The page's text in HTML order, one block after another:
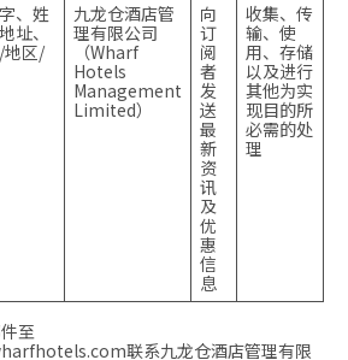
、姓
址、
地区/
九龙仓酒店管
理有限公司
（Wharf
Hotels
Management
Limited）
向
订
阅
者
发
送
最
新
资
讯
及
优
惠
信
息
收集、传
输、使
用、存储
以及进行
其他为实
现目的所
必需的处
理
至
联系九龙仓酒店管理有限